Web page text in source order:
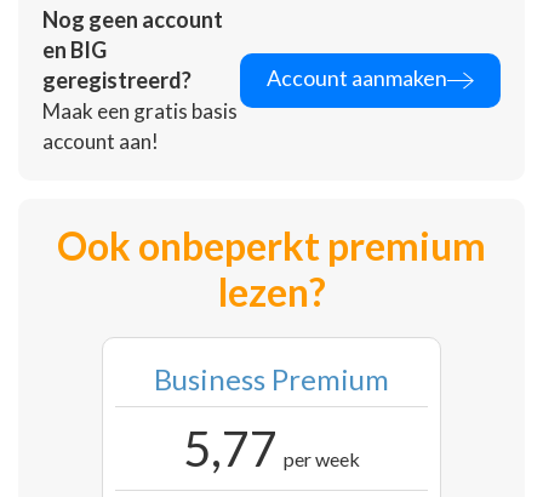
Nog geen account
en BIG
geregistreerd?
Maak een gratis basis
account aan!
Account aanmaken
Ook onbeperkt premium
lezen?
Business Premium
5,77 per week